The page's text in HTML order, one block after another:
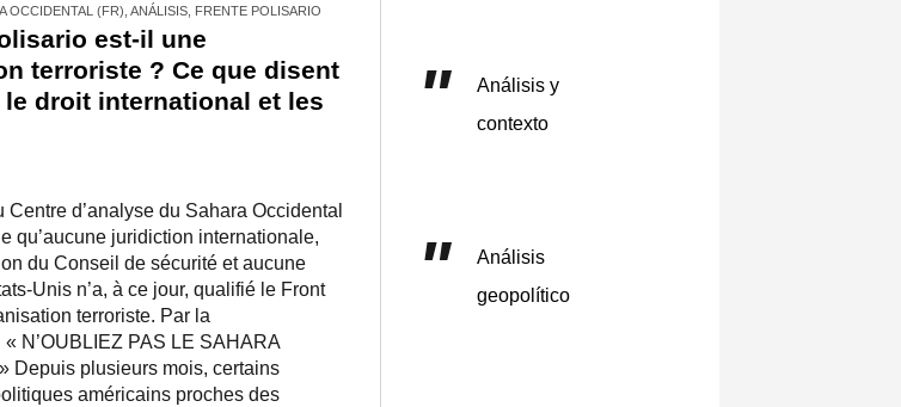
OCCIDENTAL (FR) ANÁLISIS, FRENTE POLISARIO
est-il une
terroriste ? Ce que disent
le droit international et les
Centre d’analyse du Sahara Occidental
qu’aucune juridiction internationale,
du Conseil de sécurité et aucune
Unis n’a, à ce jour, qualifié le Front
terroriste. Par la
N’OUBLIEZ PAS LE SAHARA
Depuis plusieurs mois, certains
américains proches des
Análisis y
contexto
Análisis
geopolítico